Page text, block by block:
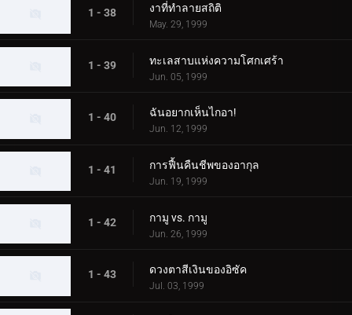
1 - 38 งาที่ทำลายสถิติ
May. 29, 1999
1 - 39 ทะเลสาบแห่งความโศกเศร้า
Jun. 05, 1999
1 - 40 ฉันอยากเห็นไกอา!
Jun. 12, 1999
1 - 41 การฟื้นคืนชีพของอากุล
Jun. 19, 1999
1 - 42 กามู vs. กามู
Jun. 26, 1999
1 - 43 ดวงตาสีเงินของอิซัค
Jul. 03, 1999